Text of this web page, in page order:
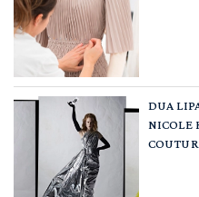
DUA
NICOLE